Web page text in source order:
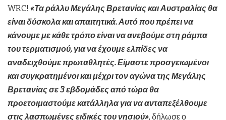
WRC! «Τα ράλλυ Μεγάλης Βρετανίας και Αυστραλίας θα
είναι δύσκολα και απαιτητικά. Αυτό που πρέπει να
κάνουμε με κάθε τρόπο είναι να ανεβούμε στη ράμπα
του τερματισμού, για να έχουμε ελπίδες να
αναδειχθούμε πρωταθλητές. Είμαστε προσγειωμένοι
και συγκρατημένοι και μέχρι τον αγώνα της Μεγάλης
Βρετανίας σε 3 εβδομάδες από τώρα θα
προετοιμαστούμε κατάλληλα για να ανταπεξέλθουμε
στις λασπωμένες ειδικές του νησιού», δήλωσε ο